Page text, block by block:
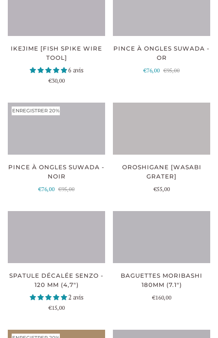
IKEJIME [FISH SPIKE WIRE
TOOL]
6 avis
€30,00
PINCE À ONGLES SUWADA -
OR
€76,00 €95,00
ENREGISTRER 20%
PINCE À ONGLES SUWADA -
NOIR
€76,00 €95,00
OROSHIGANE [WASABI
GRATER]
€55,00
SPATULE DÉCALÉE SENZO -
120 MM (4,7")
2 avis
€15,00
BAGUETTES MORIBASHI
180MM (7.1")
€160,00